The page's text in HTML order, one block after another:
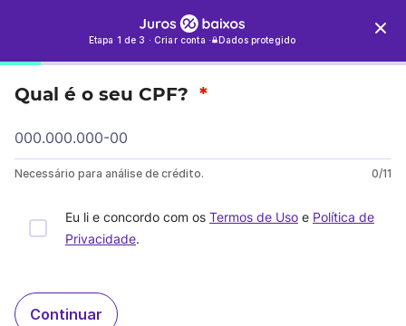
Etapa 1 de 3 · Criar conta · Dados protegido
Qual é o seu CPF? *
Necessário para análise de crédito. 0/11
Eu li e concordo com os Termos de Uso e Política de
Privacidade.
Continuar